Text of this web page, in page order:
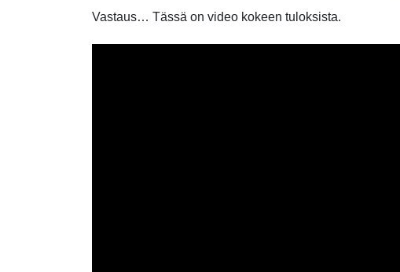
Vastaus… Tässä on video kokeen tuloksista.